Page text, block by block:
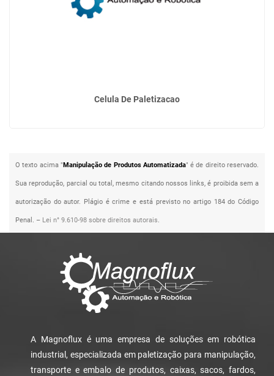
Celula De Paletizacao
O texto acima " Manipulação de Produtos Automatizada" é de direito reservado.
Sua reprodução, parcial ou total, mesmo citando nossos links, é proibida sem a
autorização do autor. Plágio é crime e está previsto no artigo 184 do Código
Penal. – Lei n° 9.610-98 sobre direitos autorais.
A Magnoflux é uma empresa de soluções em robótica
industrial, especializada em paletização para manipulação,
transporte e embalo de produtos, caixas, sacos, fardos,